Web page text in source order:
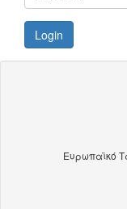
Login
Ευρωπαϊκό